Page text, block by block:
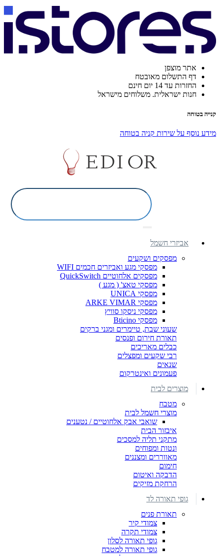
אתר מוצפן
דף התשלום מאובטח
החזרות עד 14 יום חינם
חנות ישראלית. משלוחים מישראל
קנייה בטוחה
מידע נוסף על שירות קניה בטוחה
אביזרי חשמל
מפסקים ושקעים
מפסקי מגע ואביזרים חכמים WIFI
מפסקים אלחוטיים QuickSwitch
מפסקי טאצ' ( מגע )
מפסקי UNICA
מפסקי ARKE VIMAR
מפסקי ניסקו סוויץ
מפסקי Bticino
שעוני שבת, טיימרים ומגני ברקים
תאורת חירום ופנסים
כבלים מאריכים
רבי שקעים ומפצלים
שנאים
פעמונים ואינטרקום
מוצרים לבית
מטבח
מוצרי חשמל לבית
שואבי אבק אלחוטיים / נטענים
איבזור הבית
מתקני תליה למסכים
ונטות ומפוחים
מאווררים ומצננים
חימום
הדבקה ואיטום
הרחקת מזיקים
גופי תאורה לד
תאורת פנים
צמודי קיר
צמודי תקרה
גופי תאורה לסלון
גופי תאורה למטבח